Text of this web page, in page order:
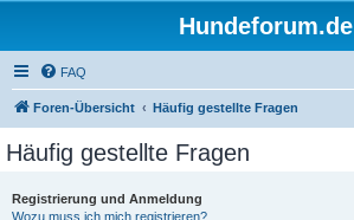
Hundeforum.de
FAQ
Foren-Übersicht Häufig gestellte Fragen
Häufig gestellte Fragen
Registrierung und Anmeldung
Wozu muss ich mich registrieren?